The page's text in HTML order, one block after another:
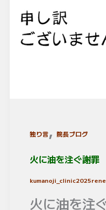
独り言, 院長ブログ
火に油を注ぐ謝罪
火に油を注